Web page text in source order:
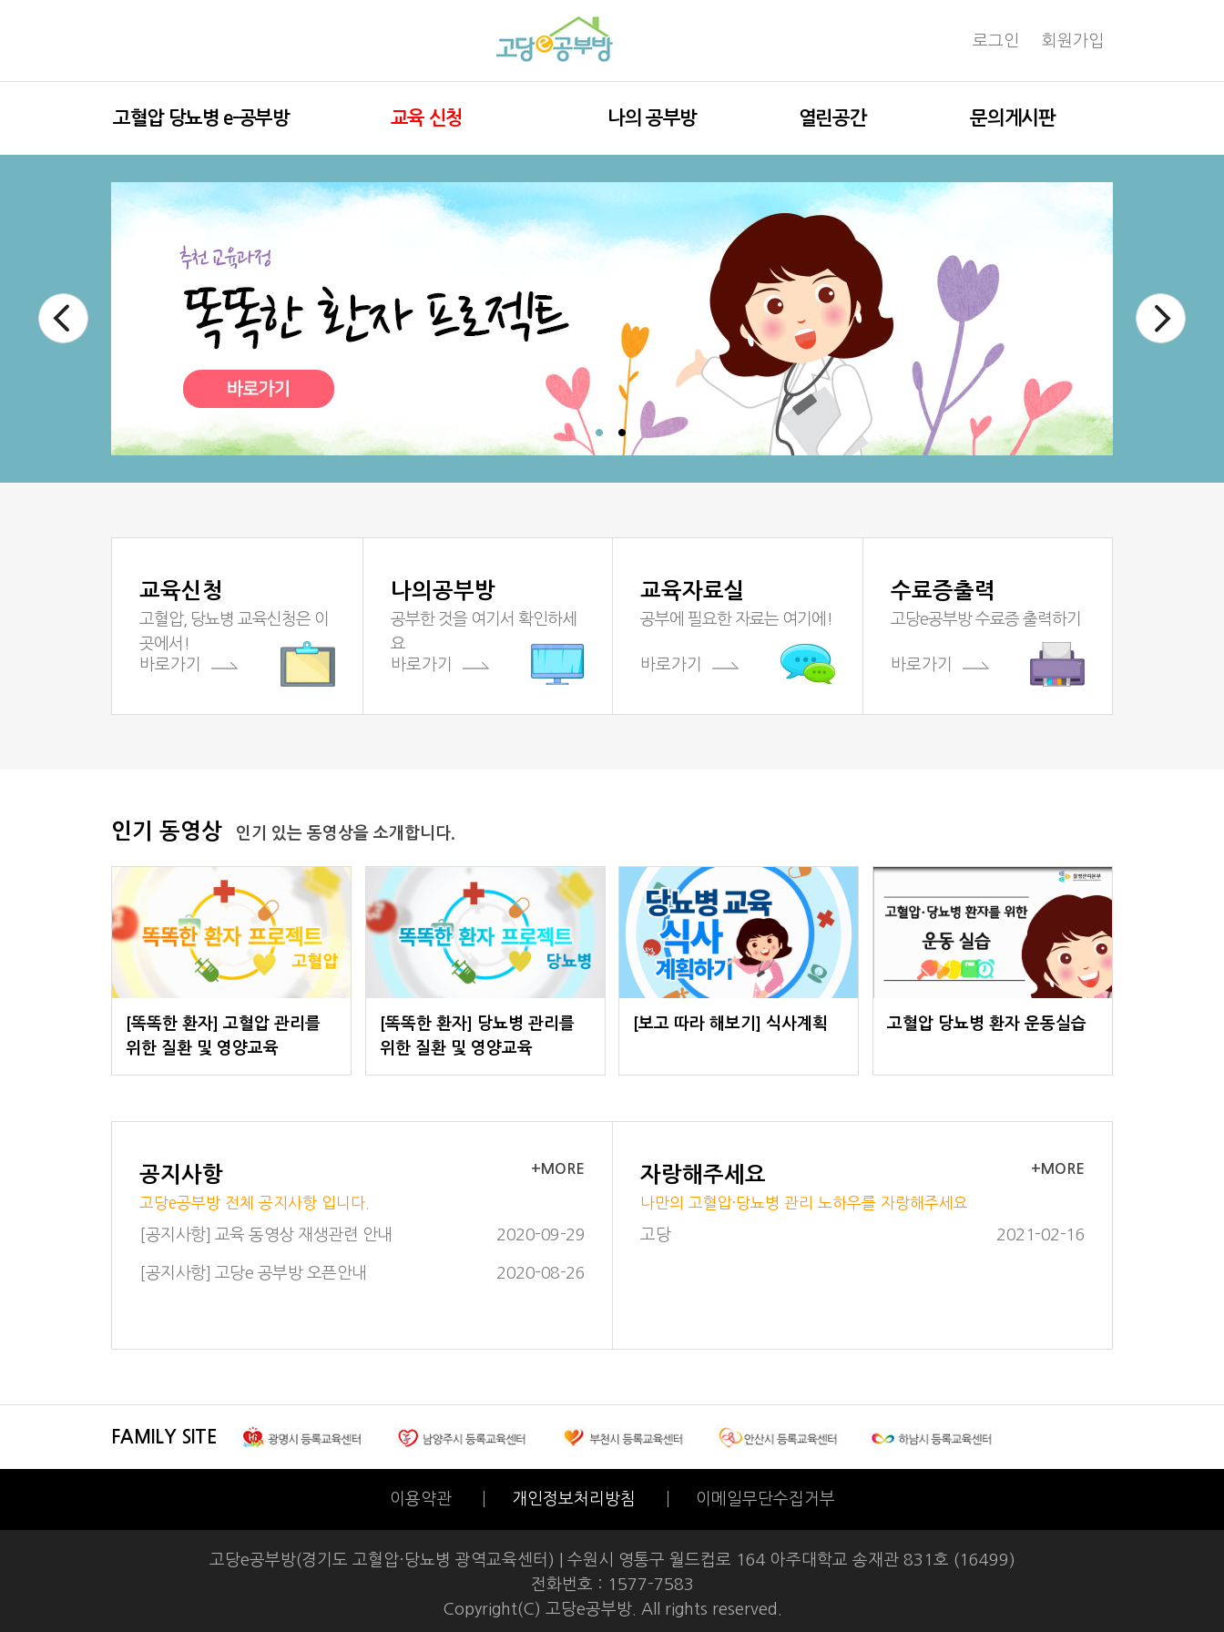
로그인 회원가입
고혈압 당뇨병 e-공부방
협력 기관
양평군 공지사항
교육 신청
고혈압·당뇨병 기본(2023)
워크북으로 공부하기
보고 따라 해보기(운동)
보고 따라 해보기(영양)
(실무자)2026 고혈압당뇨병 환자교육기본
(실무자)2026 환자교육모듈 (질환)
(실무자)2026 지역사회보건사업 홍보전략
나의 공부방 열린공간 문의게시판
교육신청
고혈압, 당뇨병 교육신청은 이
곳에서!
바로가기
나의공부방
공부한 것을 여기서 확인하세
요
바로가기
교육자료실
공부에 필요한 자료는 여기에!
바로가기
수료증출력
고당e공부방 수료증 출력하기
바로가기
인기 동영상 인기 있는 동영상을 소개합니다.
[똑똑한 환자] 고혈압 관리를
위한 질환 및 영양교육
[똑똑한 환자] 당뇨병 관리를
위한 질환 및 영양교육
[보고 따라 해보기] 식사계획 고혈압 당뇨병 환자 운동실습
공지사항 +MORE
고당e공부방 전체 공지사항 입니다.
[공지사항] 교육 동영상 재생관련 안내 2020-09-29
[공지사항] 고당e 공부방 오픈안내 2020-08-26
자랑해주세요 +MORE
나만의 고혈압·당뇨병 관리 노하우를 자랑해주세요
고당 2021-02-16
FAMILY SITE
이용약관 개인정보처리방침 이메일무단수집거부
고당e공부방(경기도 고혈압·당뇨병 광역교육센터) |
수원시 영통구 월드컵로 164 아주대학교 송재관 831호 (16499)
전화번호 : 1577-7583
Copyright(C) 고당e공부방. All rights reserved.